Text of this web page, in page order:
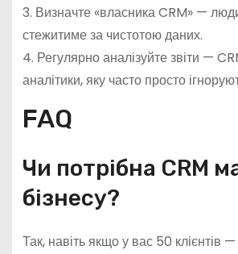
3. Визначте «власника CRM» —
стежитиме за чистотою даних.
4. Регулярно аналізуйте звіти —
аналітики, яку часто просто
FAQ
Чи потрібна CRM
бізнесу?
Так, навіть якщо у вас 50 клієнтів